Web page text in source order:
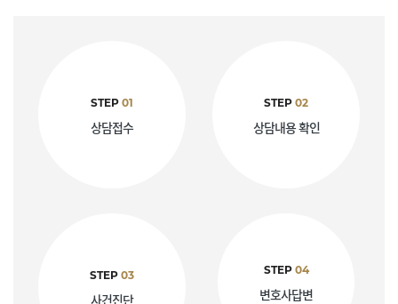
STEP 01
상담접수
STEP 02
상담내용 확인
STEP 03
사건진단
STEP 04
변호사답변